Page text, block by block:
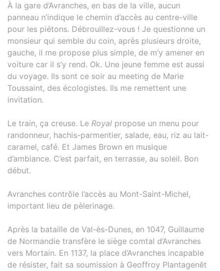
À la gare d’Avranches, en bas de la ville, aucun
panneau n’indique le chemin d’accès au centre-ville
pour les piétons. Débrouillez-vous ! Je questionne un
monsieur qui semble du coin, après plusieurs droite,
gauche, il me propose plus simple, de m’y amener en
voiture car il s’y rend. Ok. Une jeune femme est aussi
du voyage. Ils sont ce soir au meeting de Marie
Toussaint, des écologistes. Ils me remettent une
invitation.
Le train, ça creuse. Le Royal propose un menu pour
randonneur, hachis-parmentier, salade, eau, riz au lait-
caramel, café. Et James Brown en musique
d’ambiance. C’est parfait, en terrasse, au soleil. Bon
début.
Avranches contrôle l’accès au Mont-Saint-Michel,
important lieu de pèlerinage.
Après la bataille de Val-ès-Dunes, en 1047, Guillaume
de Normandie transfère le siège comtal d’Avranches
vers Mortain. En 1137, la place d’Avranches incapable
de résister, fait sa soumission à Geoffroy Plantagenêt